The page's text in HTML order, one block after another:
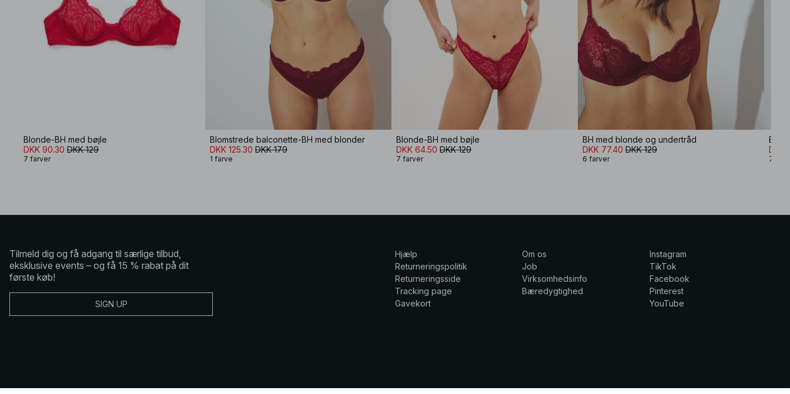
Blonde-BH med bøjle
DKK 90.30 DKK 129
7 farver
Blomstrede balconette-BH med blonder
DKK 125.30 DKK 179
1 farve
Blonde-BH med bøjle
DKK 64.50 DKK 129
7 farver
BH med blonde og undertråd
DKK 77.40 DKK 129
6 farver
DKK
7
Tilmeld dig og få adgang til særlige tilbud,
eksklusive events – og få 15 % rabat på dit
første køb!
SIGN UP
Hjælp
Returneringspolitik
Returneringsside
Tracking page
Gavekort
Om os
Job
Virksomhedsinfo
Bæredygtighed
Instagram
TikTok
Facebook
Pinterest
YouTube